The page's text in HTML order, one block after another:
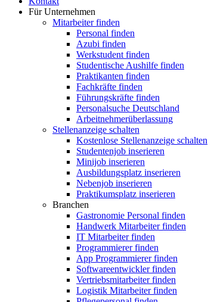
Für Unternehmen
Mitarbeiter finden
Personal finden
Azubi finden
Werkstudent finden
Studentische Aushilfe finden
Praktikanten finden
Fachkräfte finden
Führungskräfte finden
Personalsuche Deutschland
Arbeitnehmerüberlassung
Stellenanzeige schalten
Kostenlose Stellenanzeige schalten
Studentenjob inserieren
Minijob inserieren
Ausbildungsplatz inserieren
Nebenjob inserieren
Praktikumsplatz inserieren
Branchen
Gastronomie Personal finden
Handwerk Mitarbeiter finden
IT Mitarbeiter finden
Programmierer finden
App Programmierer finden
Softwareentwickler finden
Vertriebsmitarbeiter finden
Logistik Mitarbeiter finden